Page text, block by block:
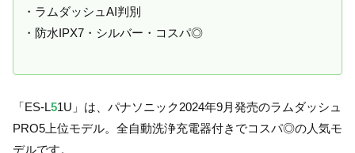
・ラムダッシュAI判別
・防水IPX7・シルバー・コスパ◎
「ES-L51U」は、パナソニック2024年9月発売のラムダッシュ
PRO5上位モデル。全自動洗浄充電器付きでコスパ◎の人気モ
デルです。